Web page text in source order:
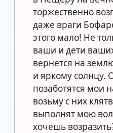
торжественно
даже враги
этого мало! Не
ваши и дети
вернется на
и яркому солнцу.
позаботятся мои
возьму с них
выполнят мою
хочешь